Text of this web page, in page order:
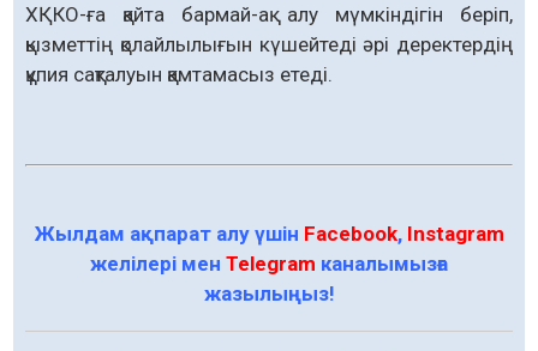
ХҚКО-ға қайта бармай-ақ алу мүмкіндігін беріп,
қызметтің қолайлылығын күшейтеді әрі деректердің
құпия сақталуын қамтамасыз етеді.
Жылдам ақпарат алу үшін Facebook, Instagram
желілері мен Telegram каналымызға
жазылыңыз!